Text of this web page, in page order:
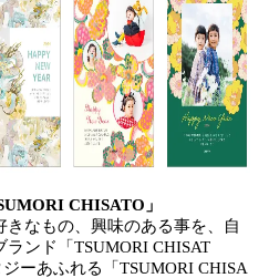
CHISATO」
なもの、興味のある事を、自
ンド「TSUMORI CHISAT
ーあふれる「TSUMORI CHISA